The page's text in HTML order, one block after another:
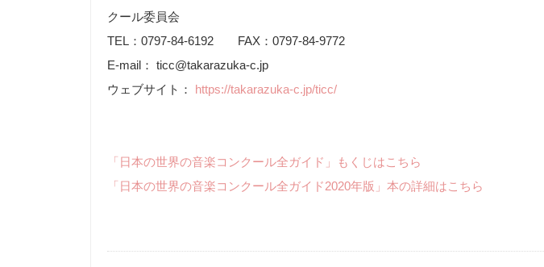
クール委員会
TEL：0797-84-6192 FAX：0797-84-9772
E-mail： ticc@takarazuka-c.jp
ウェブサイト： https://takarazuka-c.jp/ticc/
「日本の世界の音楽コンクール全ガイド」もくじはこちら
「日本の世界の音楽コンクール全ガイド2020年版」本の詳細はこちら